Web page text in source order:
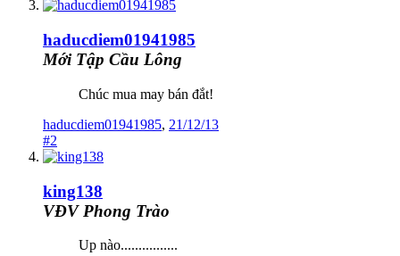
haducdiem01941985
Mới Tập Cầu Lông
Chúc mua may bán đắt!
haducdiem01941985, 21/12/13
#2
king138
VĐV Phong Trào
Up nào................